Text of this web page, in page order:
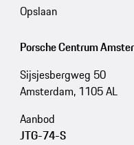
Opslaan
Porsche Centrum
Sijsjesbergweg 50
Amsterdam, 1105 AL
Aanbod
JTG-74-S